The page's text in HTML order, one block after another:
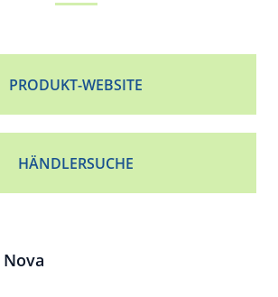
PRODUKT-WEBSITE
HÄNDLERSUCHE